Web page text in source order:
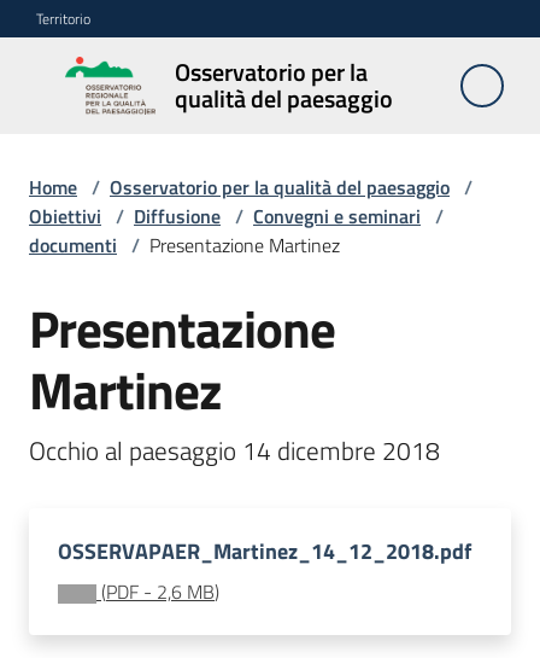
Vai al contenuto
Vai alla navigazione
Vai al footer
Territorio
Osservatorio per la
qualità del paesaggio
Osservatorio
per la
paesaggio
l'Osservatorio
Obiettivi
Pubblicazioni
Home / Osservatorio per la qualità del paesaggio /
Obiettivi / Diffusione / Convegni e seminari /
documenti / Presentazione Martinez
Presentazione
Martinez
Occhio al paesaggio 14 dicembre 2018
OSSERVAPAER_Martinez_14_12_2018.pdf
(PDF - 2,6 MB)